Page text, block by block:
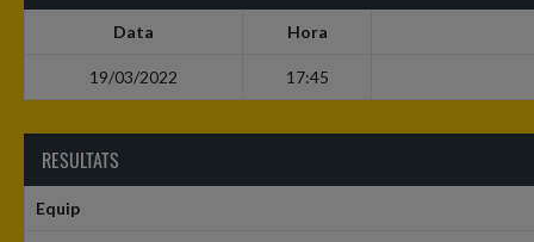
Data Hora
19/03/2022 17:45
RESULTATS
Equip